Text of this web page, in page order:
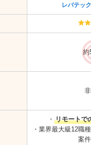
レバテッ
約
・ リモートで
・業界最大級12職
案